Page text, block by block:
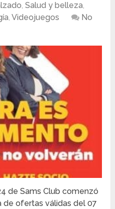
,Salud y belleza,
,Videojuegos
No
de Sams Club comenzó
de ofertas válidas del 07